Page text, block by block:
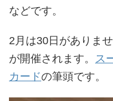
などです。
2月は30日がありま
が開催されます。
ス
カードの筆頭です。